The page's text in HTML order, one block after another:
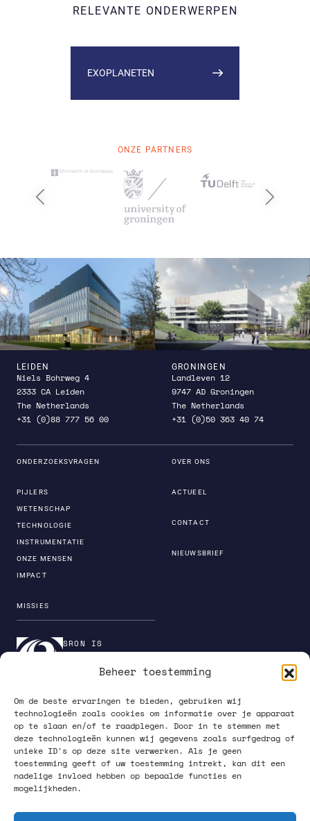
Beheer toestemming
Om de beste ervaringen te bieden, gebruiken wij
technologieën zoals cookies om informatie over je apparaat
op te slaan en/of te raadplegen. Door in te stemmen met
deze technologieën kunnen wij gegevens zoals surfgedrag of
unieke ID's op deze site verwerken. Als je geen
toestemming geeft of uw toestemming intrekt, kan dit een
nadelige invloed hebben op bepaalde functies en
mogelijkheden.
RELEVANTE ONDERWERPEN
EXOPLANETEN
ONZE PARTNERS
Vorige Volgende
LEIDEN
Niels Bohrweg 4
2333 CA Leiden
The Netherlands
+31 (0)88 777 56 00
GRONINGEN
Landleven 12
9747 AD Groningen
The Netherlands
+31 (0)50 363 40 74
ONDERZOEKSVRAGEN
PIJLERS
WETENSCHAP
TECHNOLOGIE
INSTRUMENTATIE
ONZE MENSEN
IMPACT
MISSIES
OVER ONS
ACTUEEL
CONTACT
NIEUWSBRIEF
SRON IS
INSTITUTENORGANI
PRIVACY POLICY